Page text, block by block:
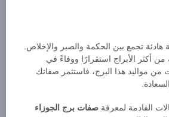
هادئة تجمع بين الحكمة والصبر والإخلاص.
من أكثر الأبراج استقرارًا ووفاءً في
من مواليد هذا البرج، فاستثمر صفاتك
القادمة لمعرفة صفات برج الجوزاء